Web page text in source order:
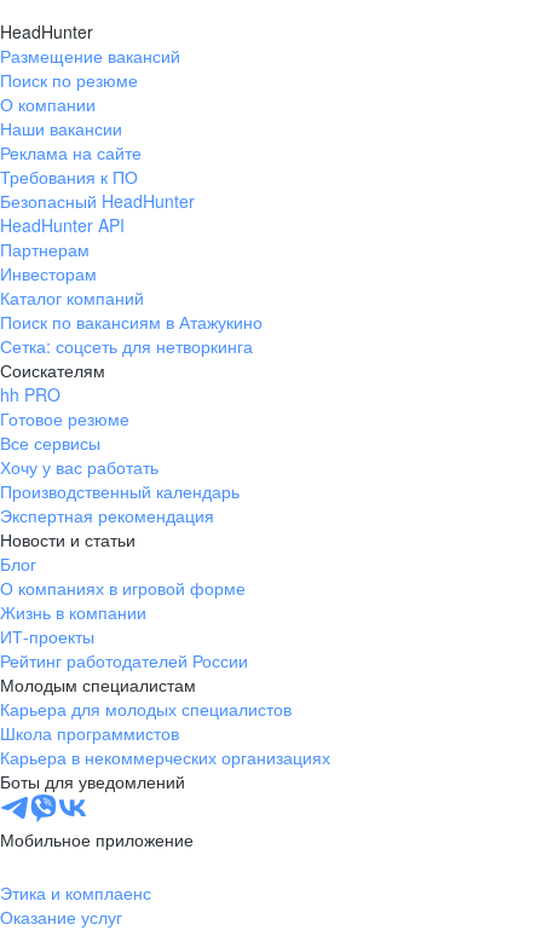
HeadHunter
Размещение вакансий
Поиск по резюме
О компании
Наши вакансии
Реклама на сайте
Требования к ПО
Безопасный HeadHunter
HeadHunter API
Партнерам
Инвесторам
Каталог компаний
Поиск по вакансиям в Атажукино
Сетка: соцсеть для нетворкинга
Соискателям
hh PRO
Готовое резюме
Все сервисы
Хочу у вас работать
Производственный календарь
Экспертная рекомендация
Новости и статьи
Блог
О компаниях в игровой форме
Жизнь в компании
ИТ-проекты
Рейтинг работодателей России
Молодым специалистам
Карьера для молодых специалистов
Школа программистов
Карьера в некоммерческих организациях
Боты для уведомлений
Мобильное приложение
Этика и комплаенс
Оказание услуг